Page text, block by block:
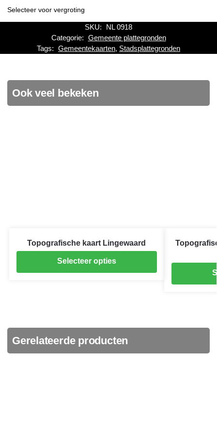
Selecteer voor vergroting
SKU:
NL 0918
Categorie: Gemeente plattegronden
Tags: Gemeentekaarten, Stadsplattegronden
Ook veel bekeken
Topografische kaart Lingewaard
Selecteer opties
Gerelateerde producten